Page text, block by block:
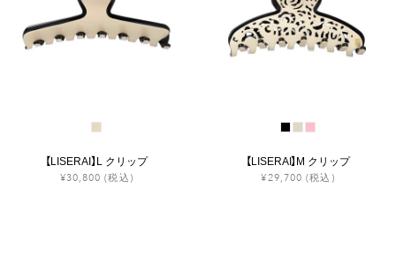
【LISERAI】L クリップ
¥30,800 (税込)
【LISERAI】M クリップ
¥29,700 (税込)